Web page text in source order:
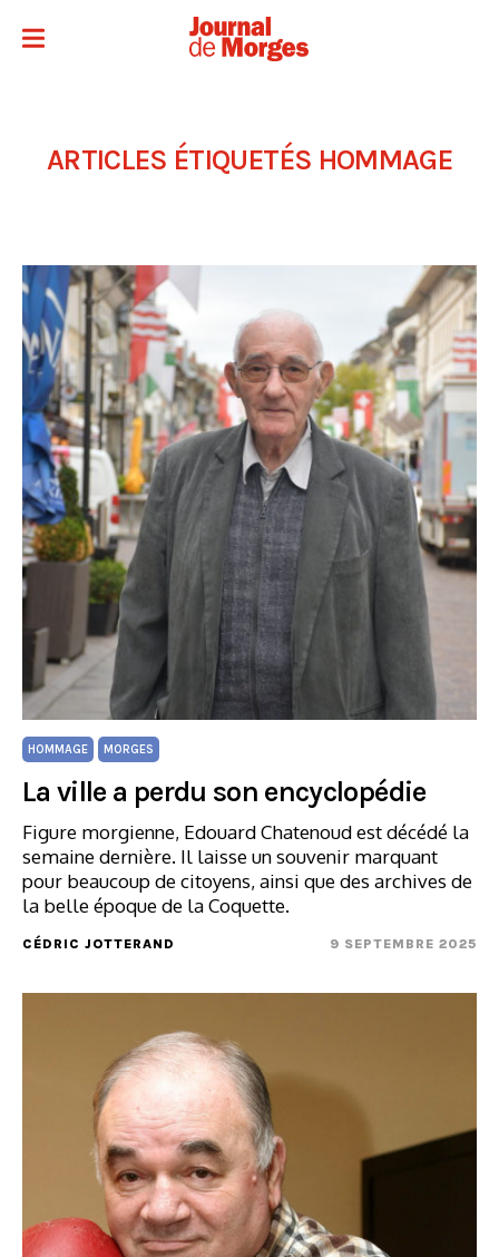
ARTICLES ÉTIQUETÉS HOMMAGE
HOMMAGE MORGES
La ville a perdu son encyclopédie
Figure morgienne, Edouard Chatenoud est décédé la
semaine dernière. Il laisse un souvenir marquant
pour beaucoup de citoyens, ainsi que des archives de
la belle époque de la Coquette.
CÉDRIC JOTTERAND 9 SEPTEMBRE 2025